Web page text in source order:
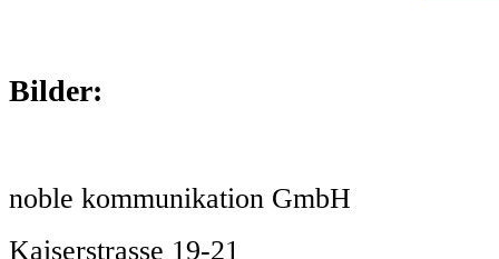
Bilder:
noble kommunikation GmbH
Kaiserstrasse 19-21